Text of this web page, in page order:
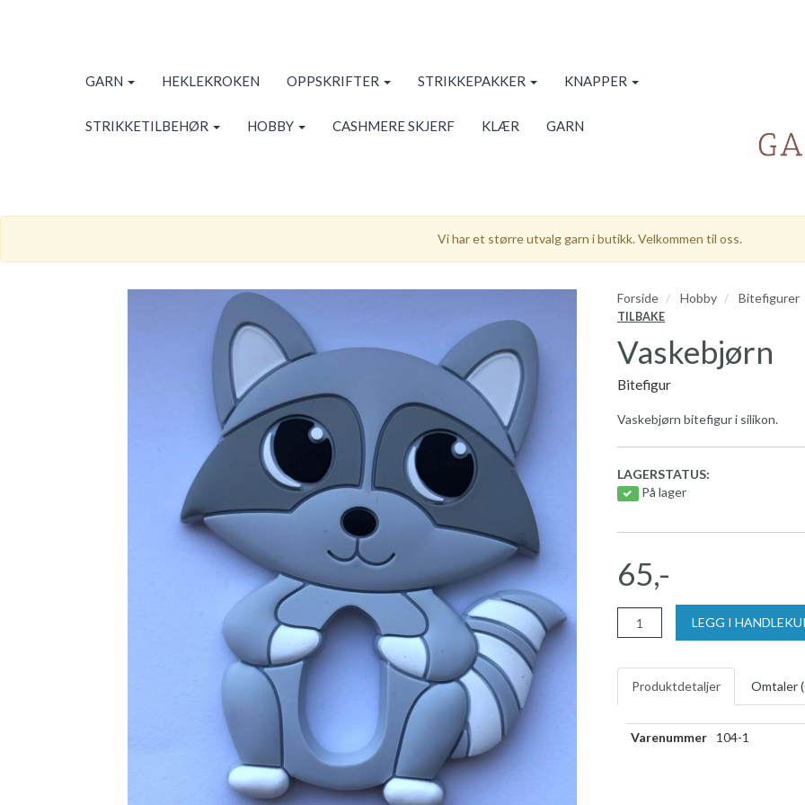
GARN HEKLEKROKEN OPPSKRIFTER STRIKKEPAKKER KNAPPER
STRIKKETILBEHØR HOBBY CASHMERE SKJERF KLÆR GARN
Vi har et større utvalg garn i butikk. Velkommen til oss.
Forside Hobby Bitefigurer
TILBAKE
Vaskebjørn
Bitefigur
Vaskebjørn bitefigur i silikon.
LAGERSTATUS:
På lager
65,-
LEGG I
Produktdetaljer Omtaler (
Varenummer 104-1